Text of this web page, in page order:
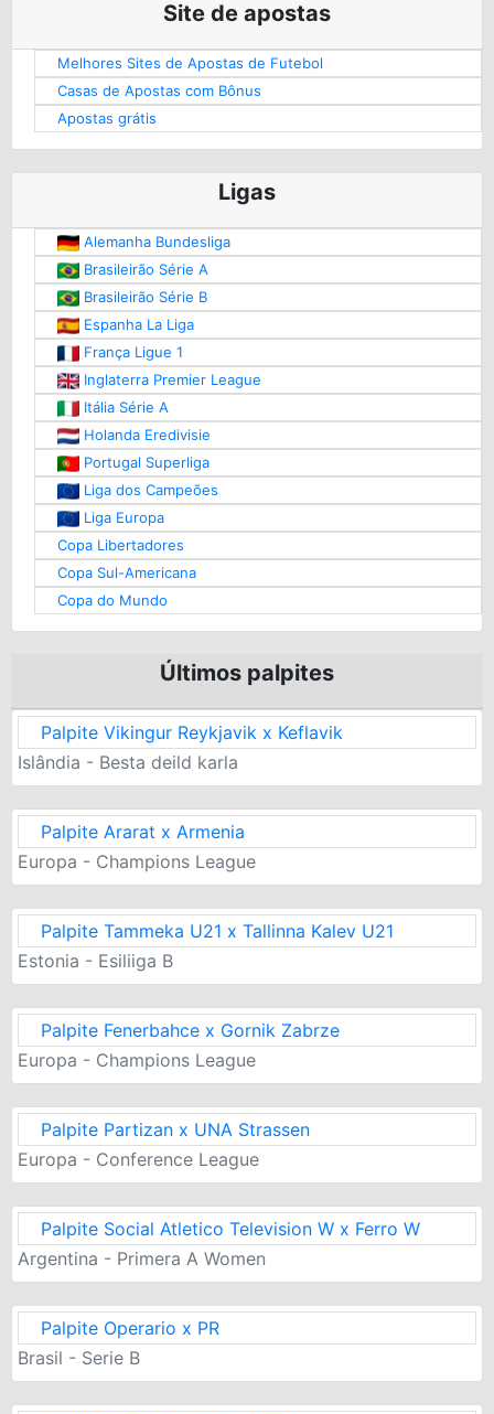
Site de apostas
Melhores Sites de Apostas de Futebol
Casas de Apostas com Bônus
Apostas grátis
Ligas
Alemanha Bundesliga
Brasileirão Série A
Brasileirão Série B
Espanha La Liga
França Ligue 1
Inglaterra Premier League
Itália Série A
Holanda Eredivisie
Portugal Superliga
Liga dos Campeões
Liga Europa
Copa Libertadores
Copa Sul-Americana
Copa do Mundo
Últimos palpites
Palpite Vikingur Reykjavik x Keflavik
Islândia - Besta deild karla
Palpite Ararat x Armenia
Europa - Champions League
Palpite Tammeka U21 x Tallinna Kalev U21
Estonia - Esiliiga B
Palpite Fenerbahce x Gornik Zabrze
Europa - Champions League
Palpite Partizan x UNA Strassen
Europa - Conference League
Palpite Social Atletico Television W x Ferro W
Argentina - Primera A Women
Palpite Operario x PR
Brasil - Serie B